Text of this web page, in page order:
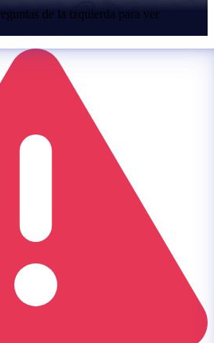
de la izquierda para ver